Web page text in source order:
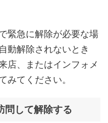
緊急に解除が必要な場
動解除されないとき
店、またはインフォメ
みてください。
問して解除する